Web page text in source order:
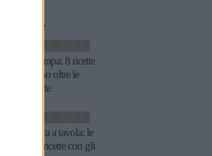
correlate
Cime di rapa: 8 ricette
che vanno oltre le
orecchiette
Primavera a tavola: le
migliori ricette con gli